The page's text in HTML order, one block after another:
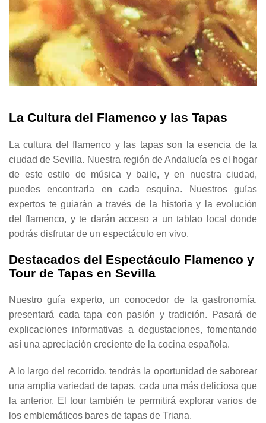
La Cultura del Flamenco y las Tapas
La cultura del flamenco y las tapas son la esencia de la
ciudad de Sevilla. Nuestra región de Andalucía es el hogar
de este estilo de música y baile, y en nuestra ciudad,
puedes encontrarla en cada esquina. Nuestros guías
expertos te guiarán a través de la historia y la evolución
del flamenco, y te darán acceso a un tablao local donde
podrás disfrutar de un espectáculo en vivo.
Destacados del Espectáculo Flamenco y
Tour de Tapas en Sevilla
Nuestro guía experto, un conocedor de la gastronomía,
presentará cada tapa con pasión y tradición. Pasará de
explicaciones informativas a degustaciones, fomentando
así una apreciación creciente de la cocina española.
A lo largo del recorrido, tendrás la oportunidad de saborear
una amplia variedad de tapas, cada una más deliciosa que
la anterior. El tour también te permitirá explorar varios de
los emblemáticos bares de tapas de Triana.